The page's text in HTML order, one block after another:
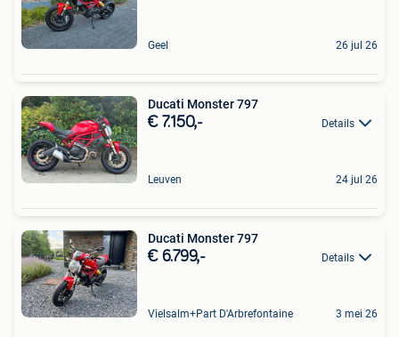
Geel 26 jul 26
Ducati Monster 797
€ 7.150,- Details
Leuven 24 jul 26
Ducati Monster 797
€ 6.799,- Details
Vielsalm+Part D'Arbrefontaine 3 mei 26